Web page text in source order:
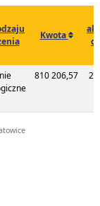
Kwota
810 206,57